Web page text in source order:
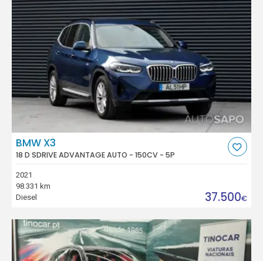
BMW X3
18 D SDRIVE ADVANTAGE AUTO - 150CV - 5P
2021
98.331 km
Diesel
37.500€